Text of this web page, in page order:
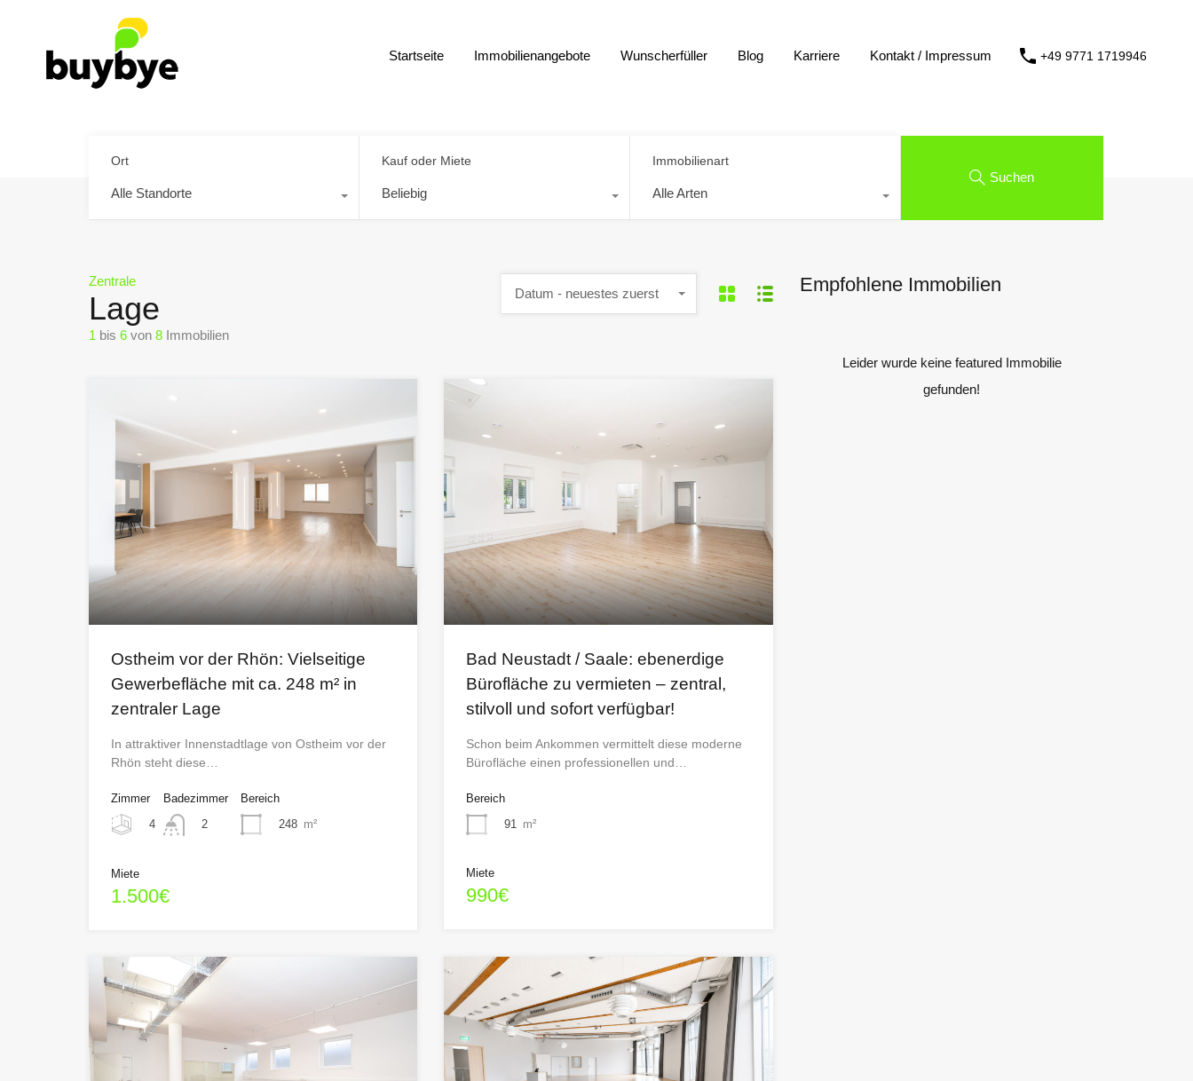
Startseite Immobilienangebote Wunscherfüller Blog Karriere Kontakt / Impressum +49 9771 1719946
Ort
Alle Standorte
Kauf oder Miete
Beliebig
Immobilienart
Alle Arten
Suchen
Zentrale
Lage
1 bis 6 von 8 Immobilien
Datum - neuestes zuerst
Ostheim vor der Rhön: Vielseitige
Gewerbefläche mit ca. 248 m² in
zentraler Lage
In attraktiver Innenstadtlage von Ostheim vor der
Rhön steht diese…
Zimmer
4
Badezimmer
2
Bereich
248 m²
Miete
1.500€
Bad Neustadt / Saale: ebenerdige
Bürofläche zu vermieten – zentral,
stilvoll und sofort verfügbar!
Schon beim Ankommen vermittelt diese moderne
Bürofläche einen professionellen und…
Bereich
91 m²
Miete
990€
Empfohlene Immobilien
Leider wurde keine featured Immobilie
gefunden!